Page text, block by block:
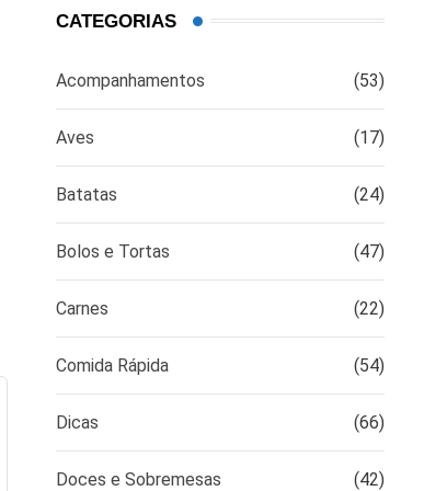
CATEGORIAS
Acompanhamentos (53)
Aves (17)
Batatas (24)
Bolos e Tortas (47)
Carnes (22)
Comida Rápida (54)
Dicas (66)
Doces e Sobremesas (42)